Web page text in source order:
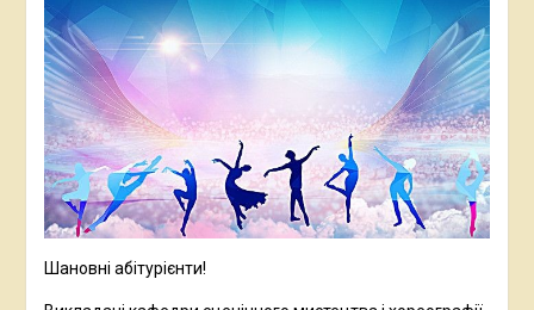
Шановні абітурієнти!